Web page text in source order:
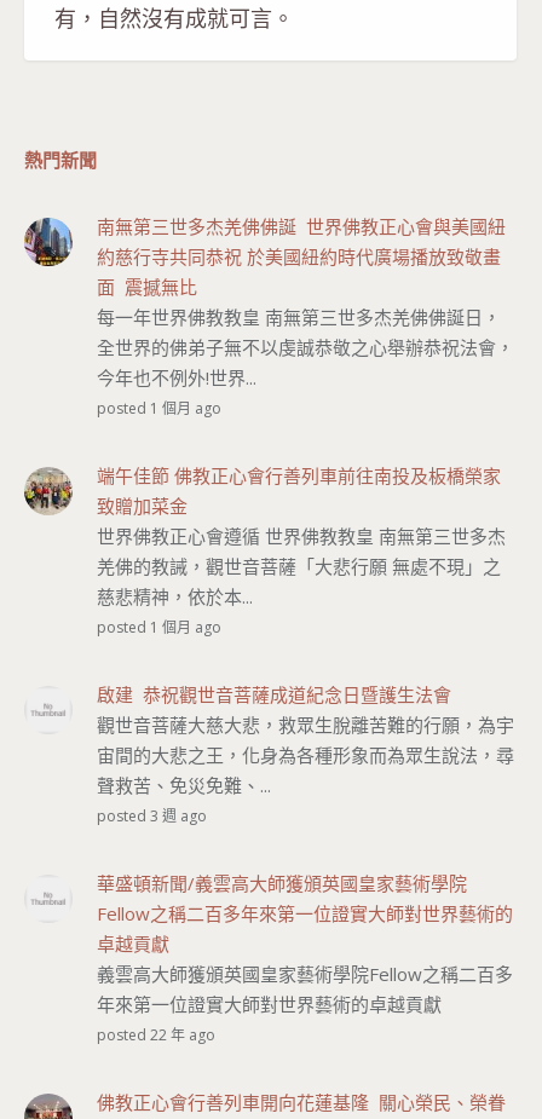
有，自然沒有成就可言。
熱門新聞
南無第三世多杰羌佛佛誕 世界佛教正心會與美國紐
約慈行寺共同恭祝 於美國紐約時代廣場播放致敬畫
面 震撼無比
每一年世界佛教教皇 南無第三世多杰羌佛佛誕日，
全世界的佛弟子無不以虔誠恭敬之心舉辦恭祝法會，
今年也不例外!世界...
posted 1 個月 ago
端午佳節 佛教正心會行善列車前往南投及板橋榮家
致贈加菜金
世界佛教正心會遵循 世界佛教教皇 南無第三世多杰
羌佛的教誡，觀世音菩薩「大悲行願 無處不現」之
慈悲精神，依於本...
posted 1 個月 ago
啟建 恭祝觀世音菩薩成道紀念日暨護生法會
觀世音菩薩大慈大悲，救眾生脫離苦難的行願，為宇
宙間的大悲之王，化身為各種形象而為眾生說法，尋
聲救苦、免災免難、...
posted 3 週 ago
華盛頓新聞/義雲高大師獲頒英國皇家藝術學院
Fellow之稱二百多年來第一位證實大師對世界藝術的
卓越貢獻
義雲高大師獲頒英國皇家藝術學院Fellow之稱二百多
年來第一位證實大師對世界藝術的卓越貢獻
posted 22 年 ago
佛教正心會行善列車開向花蓮基隆 關心榮民、榮眷